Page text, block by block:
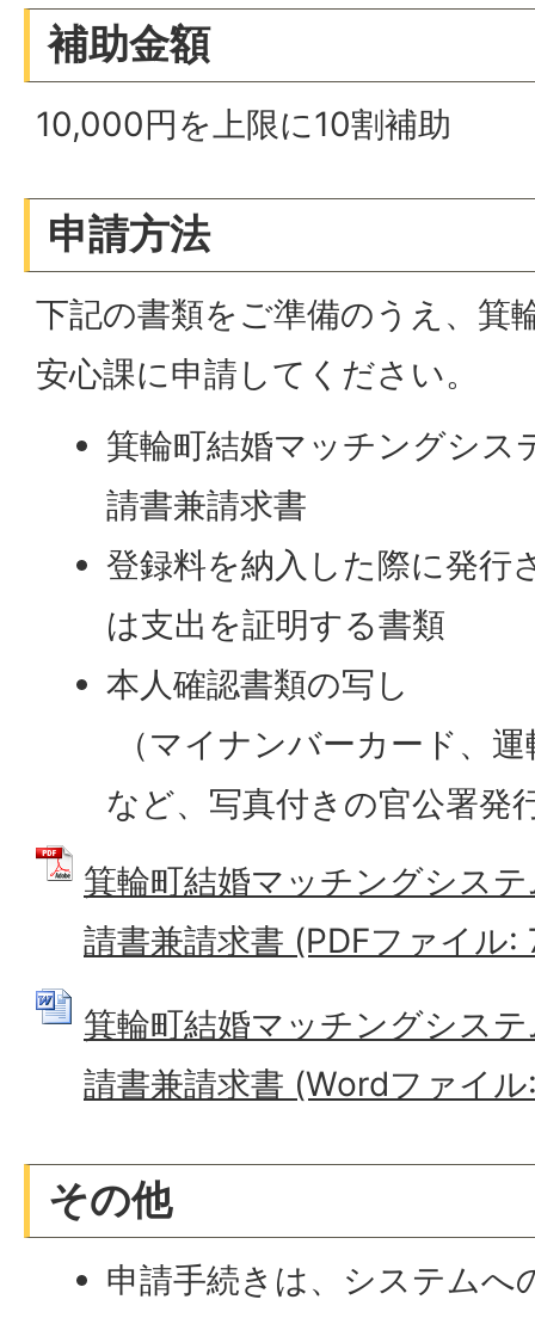
補助金額
10,000円を上限に10割補助
申請方法
下記の書類をご準備のうえ、箕
安心課に申請してください。
箕輪町結婚マッチングシス
請書兼請求書
登録料を納入した際に発行
は支出を証明する書類
本人確認書類の写し
（マイナンバーカード、
など、写真付きの官公署発
箕輪町結婚マッチングシス
請書兼請求書 (PDFファイル:
箕輪町結婚マッチングシス
請書兼請求書 (Wordファイ
その他
申請手続きは、システムへ